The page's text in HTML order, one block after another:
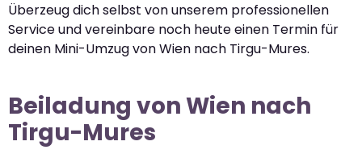
Überzeug dich selbst von unserem professionellen
Service und vereinbare noch heute einen Termin für
deinen Mini-Umzug von Wien nach Tirgu-Mures.
Beiladung von Wien nach
Tirgu-Mures